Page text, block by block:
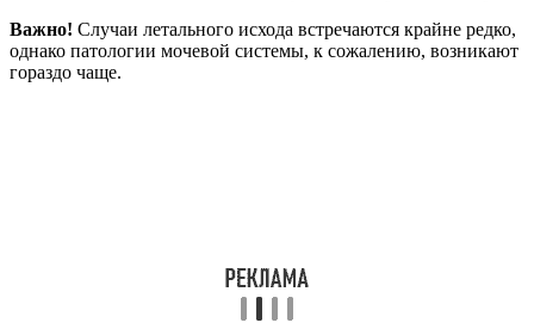
Важно! Случаи летального исхода встречаются крайне редко,
однако патологии мочевой системы, к сожалению, возникают
гораздо чаще.